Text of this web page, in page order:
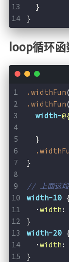
  }
}
loop循环函
.widthFun(
.widthFun
width-
  }
}
// 上面这
width-10
  ·
width :
}
width-20
  ·
width :
}
关于
我
奖励